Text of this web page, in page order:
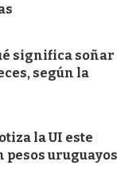
significa soñar
según la
la UI este
pesos uruguayos